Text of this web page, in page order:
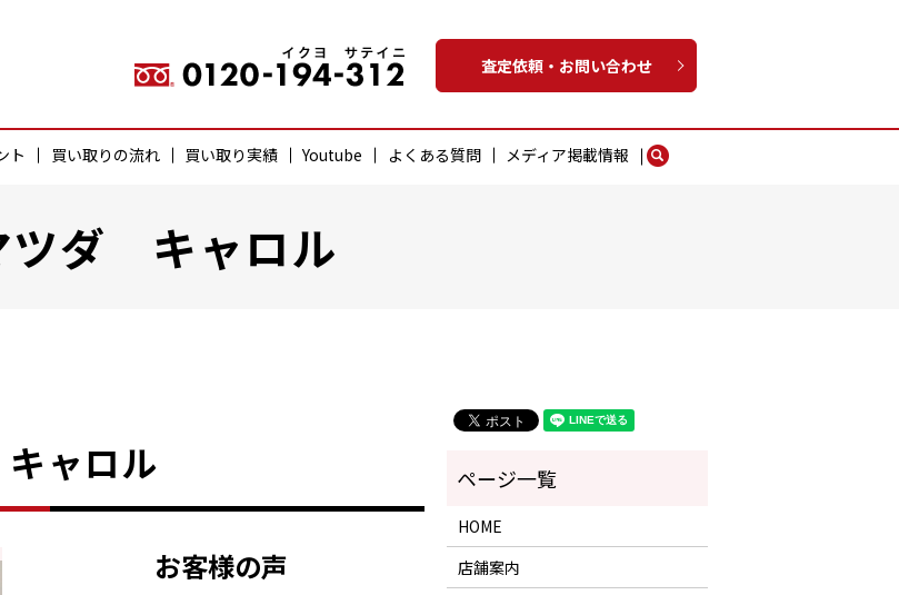
ト 買い取りの流れ 買い取り実績 Youtube よくある質問 メディア掲載情報 search
査定依頼・お問い合わせ
ツダ キャロル
ャロル
お客様の声
HOME
店舗案内